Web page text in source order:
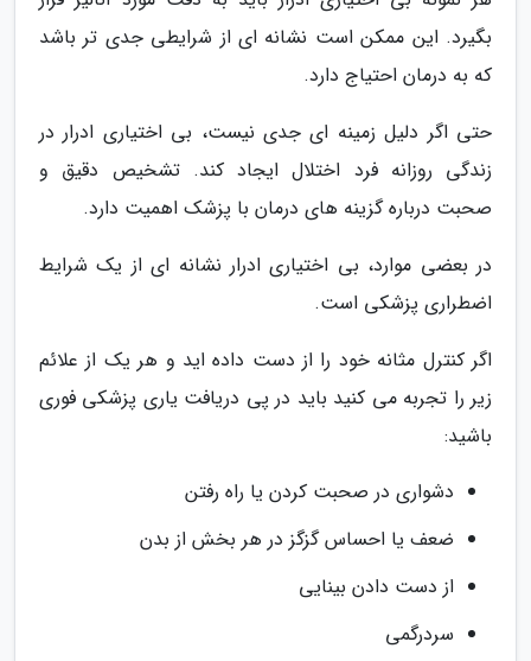
بگیرد. این ممکن است نشانه ای از شرایطی جدی تر باشد
که به درمان احتیاج دارد.
حتی اگر دلیل زمینه ای جدی نیست، بی اختیاری ادرار در
زندگی روزانه فرد اختلال ایجاد کند. تشخیص دقیق و
صحبت درباره گزینه های درمان با پزشک اهمیت دارد.
در بعضی موارد، بی اختیاری ادرار نشانه ای از یک شرایط
اضطراری پزشکی است.
اگر کنترل مثانه خود را از دست داده اید و هر یک از علائم
زیر را تجربه می کنید باید در پی دریافت یاری پزشکی فوری
باشید:
دشواری در صحبت کردن یا راه رفتن
ضعف یا احساس گزگز در هر بخش از بدن
از دست دادن بینایی
سردرگمی